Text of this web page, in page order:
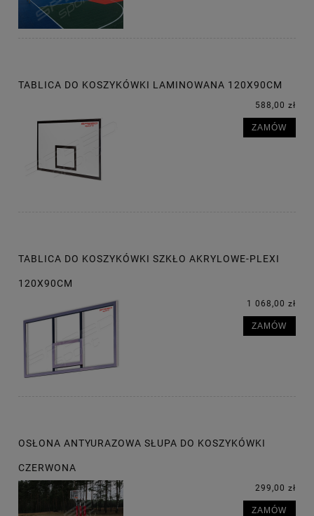
TABLICA DO KOSZYKÓWKI LAMINOWANA 120X90CM
588,00 zł
ZAMÓW
TABLICA DO KOSZYKÓWKI SZKŁO AKRYLOWE-PLEXI
120X90CM
1 068,00 zł
ZAMÓW
OSŁONA ANTYURAZOWA SŁUPA DO KOSZYKÓWKI
CZERWONA
299,00 zł
ZAMÓW